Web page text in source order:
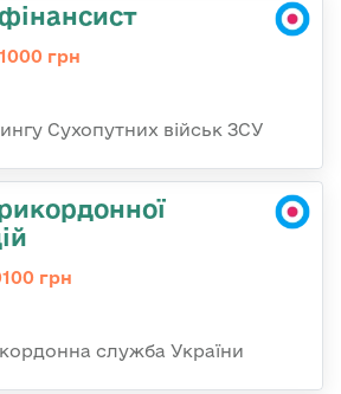
грн
Сухопутних військ ЗСУ
грн
служба України